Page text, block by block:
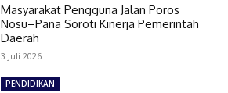
Masyarakat Pengguna Jalan Poros
Nosu–Pana Soroti Kinerja Pemerintah
Daerah
3 Juli 2026
PENDIDIKAN